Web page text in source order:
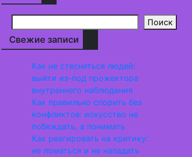
Поиск
Свежие записи
Как не стесняться людей:
выйти из-под прожектора
внутреннего наблюдения
Как правильно спорить без
конфликтов: искусство не
побеждать, а понимать
Как реагировать на критику:
не ломаться и не нападать